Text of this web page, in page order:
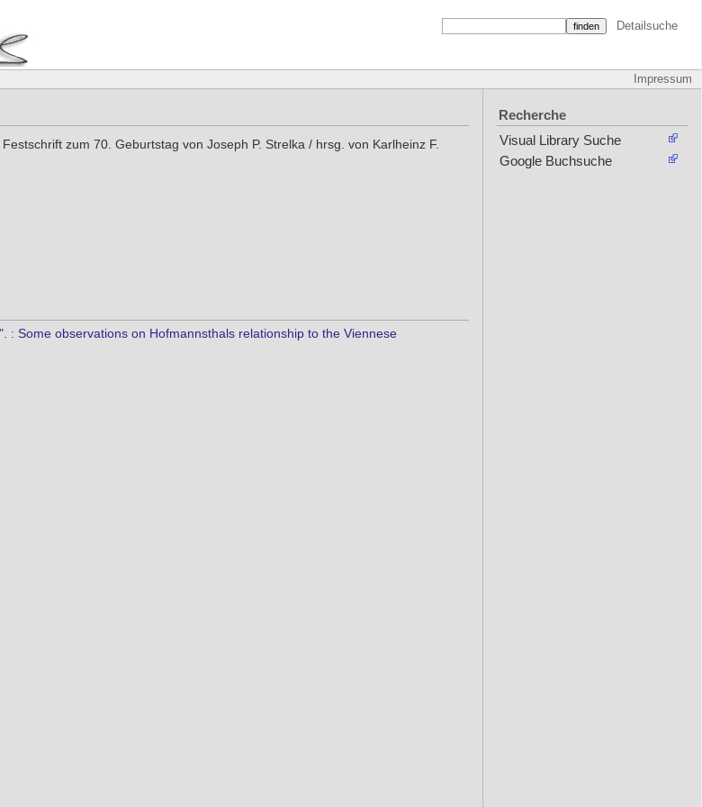
Detailsuche
Impressum
zum 70. Geburtstag von Joseph P. Strelka / hrsg. von Karlheinz F.
: Some observations on Hofmannsthals relationship to the Viennese
Recherche
Visual Library Suche
Google Buchsuche